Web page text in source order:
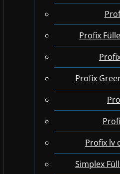
Profix
Profix
Profix lv
Simplex